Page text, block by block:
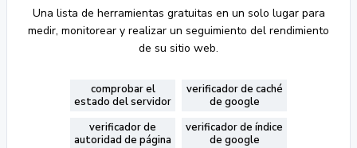
Una lista de herramientas gratuitas en un solo lugar para
medir, monitorear y realizar un seguimiento del rendimiento
de su sitio web.
comprobar el
estado del servidor
verificador de caché
de google
verificador de
autoridad de página
verificador de índice
de google